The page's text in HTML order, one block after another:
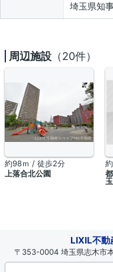
埼玉県知
周辺施設 （20件）
約98ｍ / 徒歩2分
上落合北公園
LIXIL不動
〒353-0004 埼玉県志木市